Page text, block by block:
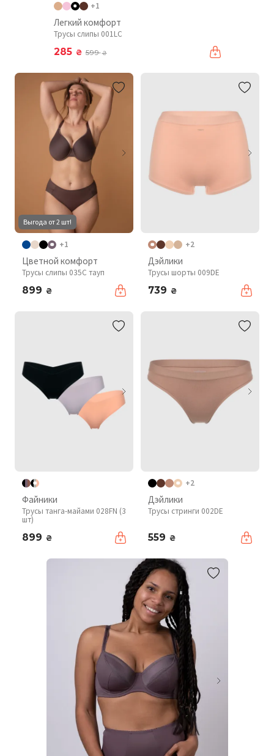
+1
Легкий комфорт
Трусы слипы 001LC
285 ₴ 599₴
Выгода от 2 шт!
+1
Цветной комфорт
Трусы слипы 035C тауп
899 ₴
+2
Дэйлики
Трусы шорты 009DE
739 ₴
Файники
Трусы танга-майами 028FN (3
шт)
899 ₴
+2
Дэйлики
Трусы стринги 002DE
559 ₴